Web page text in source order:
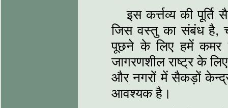
इस कर्त्तव्य की पूर्ति
जिस वस्तु का संबंध है,
पूछने के लिए हमें कमर
जागरणशील राष्ट्र के
और नगरों में सैकड़ों
आवश्यक है।